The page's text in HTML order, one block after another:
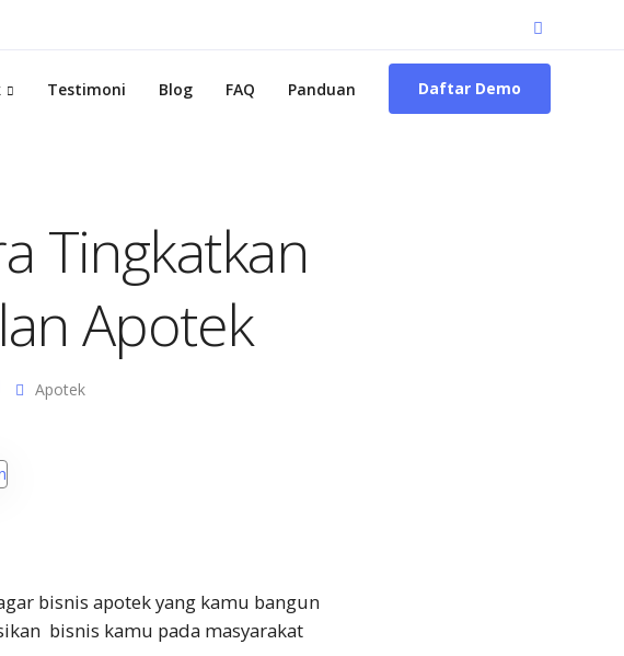
Testimoni Blog FAQ Panduan Daftar Demo
Tingkatkan
Apotek
Apotek
bisnisapotekyang kamu bangun
bisnis kamu pada masyarakat